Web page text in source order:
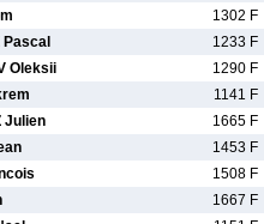
1302 F
Pascal
1233 F
Oleksii
1290 F
1141 F
Julien
1665 F
1453 F
1508 F
1667 F